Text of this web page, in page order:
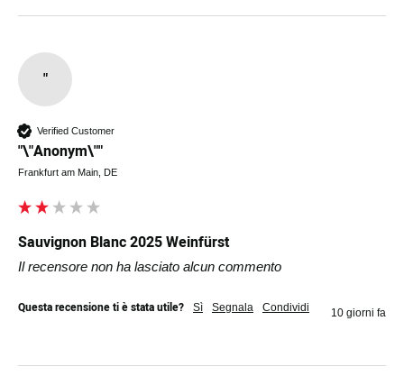
"
Verified Customer
"\"Anonym\""
Frankfurt am Main, DE
Sauvignon Blanc 2025 Weinfürst
Il recensore non ha lasciato alcun commento
Questa recensione ti è stata utile? Sì Segnala Condividi 10 giorni fa